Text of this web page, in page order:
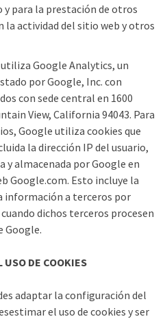
para la prestación de otros
la actividad del sitio web y otros
Google Analytics, un
por Google, Inc. con
con sede central en 1600
View, California 94043. Para
Google utiliza cookies que
la dirección IP del usuario,
almacenada por Google en
Google.com. Esto incluye la
información a terceros por
dichos terceros procesen
Google.
USO DE COOKIES
adaptar la configuración del
el uso de cookies y ser